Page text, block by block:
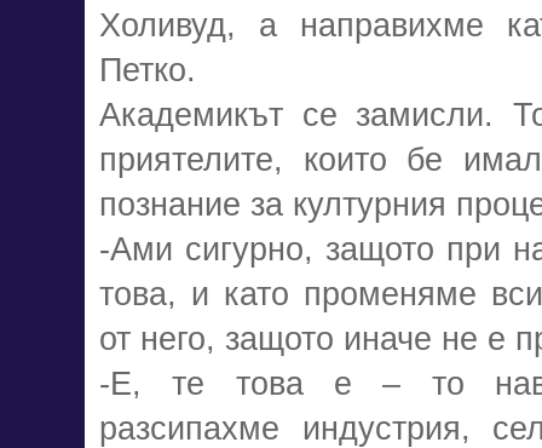
Холивуд, а направихме
Петко.
Академикът се замисли.
приятелите, които бе
познание за културния
-Ами сигурно, защото при
това, и като променяме
от него, защото иначе не е
-Е, те това е – то
разсипахме индустрия,